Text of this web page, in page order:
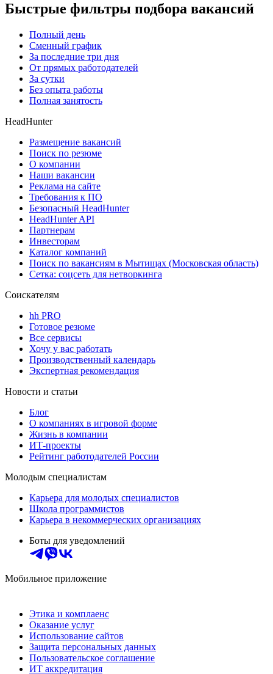
Быстрые фильтры подбора вакансий
Полный день
Сменный график
За последние три дня
От прямых работодателей
За сутки
Без опыта работы
Полная занятость
HeadHunter
Размещение вакансий
Поиск по резюме
О компании
Наши вакансии
Реклама на сайте
Требования к ПО
Безопасный HeadHunter
HeadHunter API
Партнерам
Инвесторам
Каталог компаний
Поиск по вакансиям в Мытищах (Московская область)
Сетка: соцсеть для нетворкинга
Соискателям
hh PRO
Готовое резюме
Все сервисы
Хочу у вас работать
Производственный календарь
Экспертная рекомендация
Новости и статьи
Блог
О компаниях в игровой форме
Жизнь в компании
ИТ-проекты
Рейтинг работодателей России
Молодым специалистам
Карьера для молодых специалистов
Школа программистов
Карьера в некоммерческих организациях
Боты для уведомлений
Мобильное приложение
Этика и комплаенс
Оказание услуг
Использование сайтов
Защита персональных данных
Пользовательское соглашение
ИТ аккредитация